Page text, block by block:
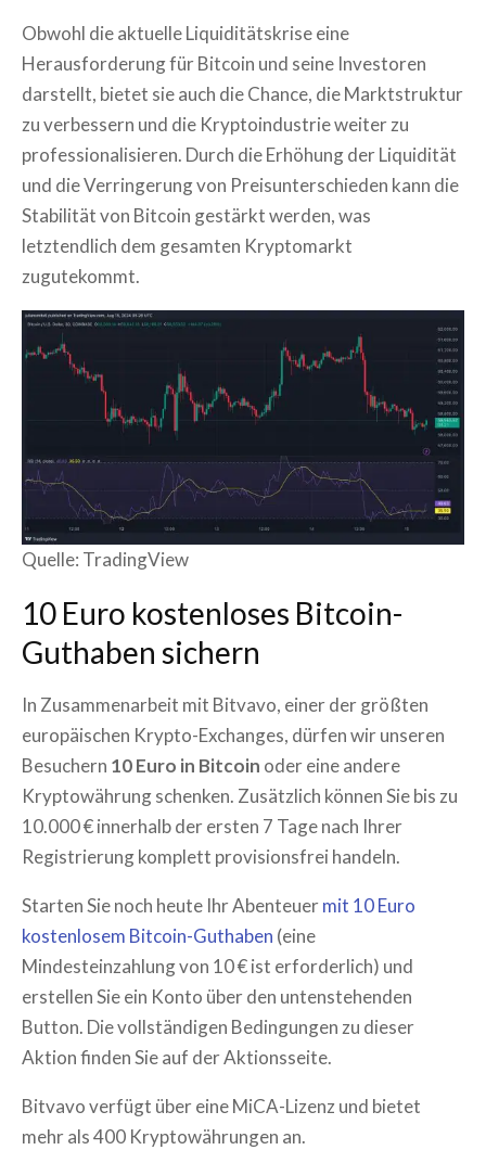
Obwohl die aktuelle Liquiditätskrise eine
Herausforderung für Bitcoin und seine Investoren
darstellt, bietet sie auch die Chance, die Marktstruktur
zu verbessern und die Kryptoindustrie weiter zu
professionalisieren. Durch die Erhöhung der Liquidität
und die Verringerung von Preisunterschieden kann die
Stabilität von Bitcoin gestärkt werden, was
letztendlich dem gesamten Kryptomarkt
zugutekommt.
Quelle: TradingView
10 Euro kostenloses Bitcoin-
Guthaben sichern
In Zusammenarbeit mit Bitvavo, einer der größten
europäischen Krypto-Exchanges, dürfen wir unseren
Besuchern 10 Euro in Bitcoin oder eine andere
Kryptowährung schenken. Zusätzlich können Sie bis zu
10.000 € innerhalb der ersten 7 Tage nach Ihrer
Registrierung komplett provisionsfrei handeln.
Starten Sie noch heute Ihr Abenteuermit 10 Euro
kostenlosem Bitcoin-Guthaben (eine
Mindesteinzahlung von 10 € ist erforderlich) und
erstellen Sie ein Konto über den untenstehenden
Button. Die vollständigen Bedingungen zu dieser
Aktion finden Sie auf der Aktionsseite.
Bitvavo verfügt über eine MiCA-Lizenz und bietet
mehr als 400 Kryptowährungen an.